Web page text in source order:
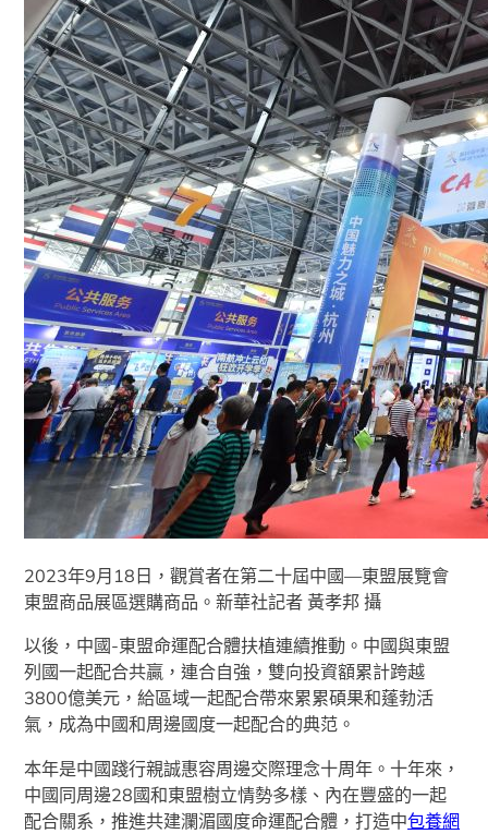
2023年9月18日，觀賞者在第二十屆中國—東盟展覽會
東盟商品展區選購商品。新華社記者 黃孝邦 攝
以後，中國-東盟命運配合體扶植連續推動。中國與東盟
列國一起配合共贏，連合自強，雙向投資額累計跨越
3800億美元，給區域一起配合帶來累累碩果和蓬勃活
氣，成為中國和周邊國度一起配合的典范。
本年是中國踐行親誠惠容周邊交際理念十周年。十年來，
中國同周邊28國和東盟樹立情勢多樣、內在豐盛的一起
配合關系，推進共建瀾湄國度命運配合體，打造中包養網